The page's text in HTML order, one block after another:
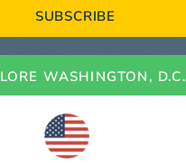
SUBSCRIBE
WASHINGTON, D.C.